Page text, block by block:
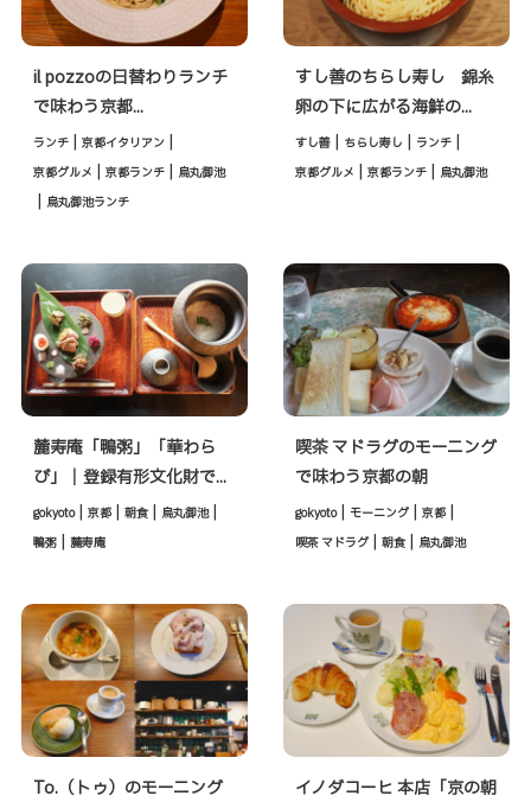
il pozzoの日替わりランチ
で味わう京都...
ランチ | 京都イタリアン |
京都グルメ | 京都ランチ | 烏丸御池
| 烏丸御池ランチ
すし善のちらし寿し 錦糸
卵の下に広がる海鮮の...
すし善 | ちらし寿し | ランチ |
京都グルメ | 京都ランチ | 烏丸御池
麓寿庵「鴨粥」「華わら
び」｜登録有形文化財で...
gokyoto | 京都 | 朝食 | 烏丸御池 |
鴨粥 | 麓寿庵
喫茶 マドラグのモーニング
で味わう京都の朝
gokyoto | モーニング | 京都 |
喫茶 マドラグ | 朝食 | 烏丸御池
To.（トゥ）のモーニング
イノダコーヒ 本店「京の朝